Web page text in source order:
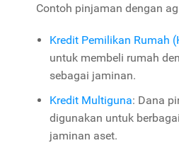
Contoh pinjaman dengan
Kredit Pemilikan Rumah
untuk membeli rumah
sebagai jaminan.
Kredit Multiguna: Dana
digunakan untuk
jaminan aset.